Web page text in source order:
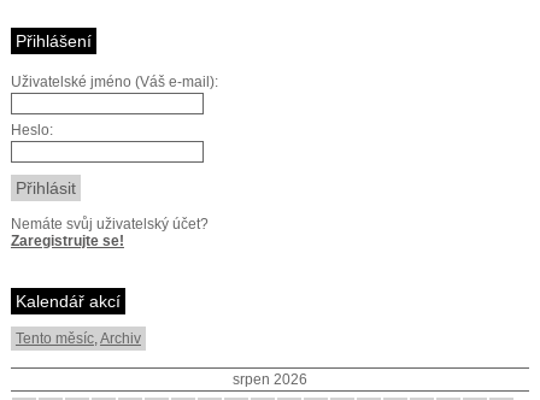
Přihlášení
Uživatelské jméno (Váš e-mail):
Heslo:
Nemáte svůj uživatelský účet?
Zaregistrujte se!
Kalendář akcí
Tento měsíc,Archiv
srpen 2026